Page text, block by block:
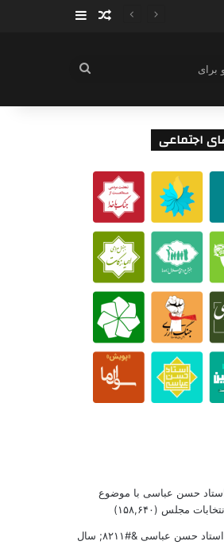
نوشته تصادفی
سایدبار
جستجو
اجتماعی
حسن عباسی با موضوع
مجلس (۱۵۸,۶۴۰)
لیست دانلود سخنرانی های استاد حسن عباسی &#۸۲۱۱; سال